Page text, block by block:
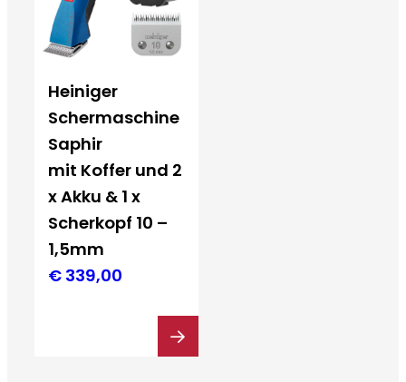
Heiniger
Schermaschine
Saphir
mit Koffer und 2
x Akku & 1 x
Scherkopf 10 –
1,5mm
€ 339,00